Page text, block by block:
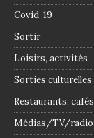
Covid-19
Sortir
Loisirs, activités
Sorties culturelles
Restaurants, cafés
Médias/TV/radio